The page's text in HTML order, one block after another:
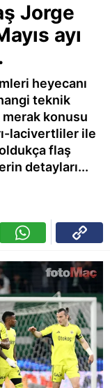
Jorge
ayı
heyecanı
teknik
konusu
lacivertliler ile
flaş
detayları...